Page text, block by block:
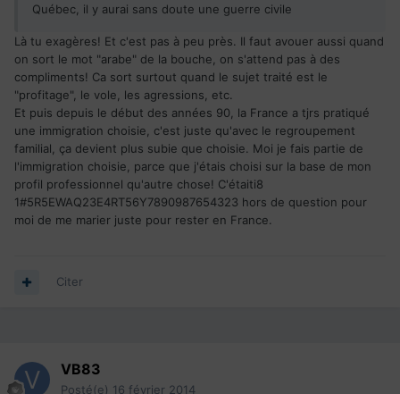
Québec, il y aurai sans doute une guerre civile
Là tu exagères! Et c'est pas à peu près. Il faut avouer aussi quand
on sort le mot "arabe" de la bouche, on s'attend pas à des
compliments! Ca sort surtout quand le sujet traité est le
"profitage", le vole, les agressions, etc.
Et puis depuis le début des années 90, la France a tjrs pratiqué
une immigration choisie, c'est juste qu'avec le regroupement
familial, ça devient plus subie que choisie. Moi je fais partie de
l'immigration choisie, parce que j'étais choisi sur la base de mon
profil professionnel qu'autre chose! C'étaiti8
1#5R5EWAQ23E4RT56Y7890987654323 hors de question pour
moi de me marier juste pour rester en France.
Citer
VB83
Posté(e) 16 février 2014